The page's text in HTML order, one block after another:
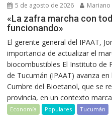
5 de agosto de 2026 Mariano
«La zafra marcha con
funcionando»
El gerente general del IPAAT,
importancia de actualizar el
biocombustibles El Instituto de
de Tucumán (IPAAT) avanza
Cumbre del Bioetanol, que se
provincia, en un contexto
Economía Populares Tucumán